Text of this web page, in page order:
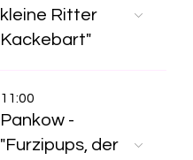
kleine Ritter
Kackebart"
11:00
Pankow -
"Furzipups, der